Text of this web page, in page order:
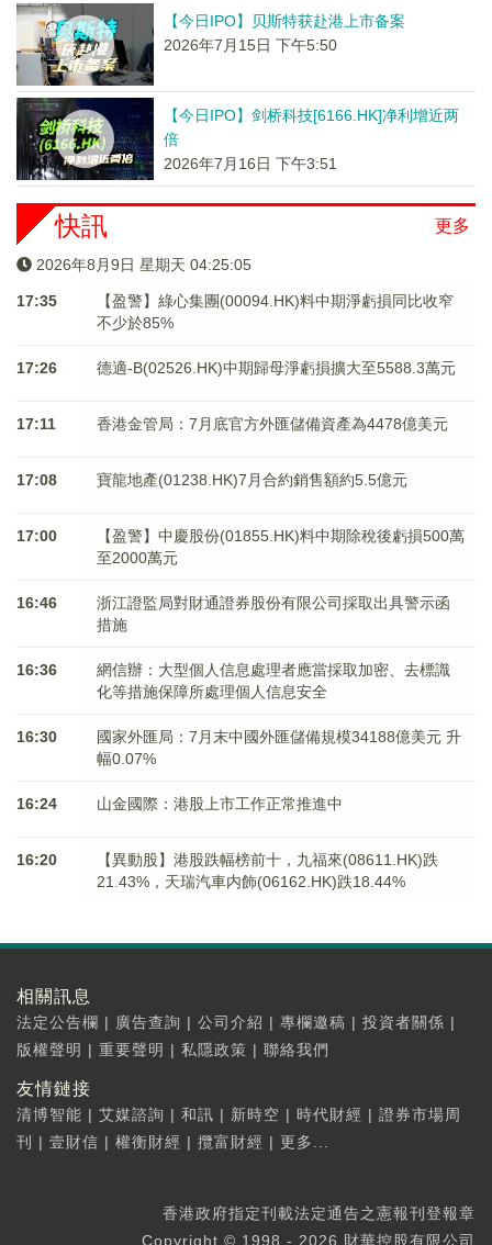
【今日IPO】贝斯特获赴港上市备案
2026年7月15日 下午5:50
【今日IPO】剑桥科技[6166.HK]净利增近两
倍
2026年7月16日 下午3:51
更多
快訊
2026年8月9日 星期天 04:25:06
17:35
【盈警】綠心集團(00094.HK)料中期淨虧損同比收窄
不少於85%
17:26 德適-B(02526.HK)中期歸母淨虧損擴大至5588.3萬元
17:11 香港金管局：7月底官方外匯儲備資產為4478億美元
17:08 寶龍地產(01238.HK)7月合約銷售額約5.5億元
17:00
【盈警】中慶股份(01855.HK)料中期除稅後虧損500萬
至2000萬元
16:46
浙江證監局對財通證券股份有限公司採取出具警示函
措施
16:36
網信辦：大型個人信息處理者應當採取加密、去標識
化等措施保障所處理個人信息安全
16:30
國家外匯局：7月末中國外匯儲備規模34188億美元 升
幅0.07%
16:24 山金國際：港股上市工作正常推進中
16:20
【異動股】港股跌幅榜前十，九福來(08611.HK)跌
21.43%，天瑞汽車内飾(06162.HK)跌18.44%
相關訊息
法定公告欄 | 廣告查詢 | 公司介紹 | 專欄邀稿 | 投資者關係 |
版權聲明 | 重要聲明 | 私隱政策 | 聯絡我們
友情鏈接
清博智能 | 艾媒諮詢 | 和訊 | 新時空 | 時代財經 | 證券市場周
刊
| 壹財信 | 權衡財經 | 攬富財經 | 更多...
香港政府指定刊載法定通告之憲報刊登報章
Copyright © 1998 - 2026 財華控股有限公司